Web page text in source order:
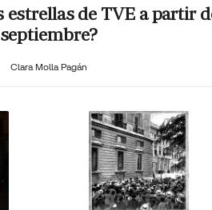
estrellas de TVE a partir
septiembre?
Clara Molla Pagán